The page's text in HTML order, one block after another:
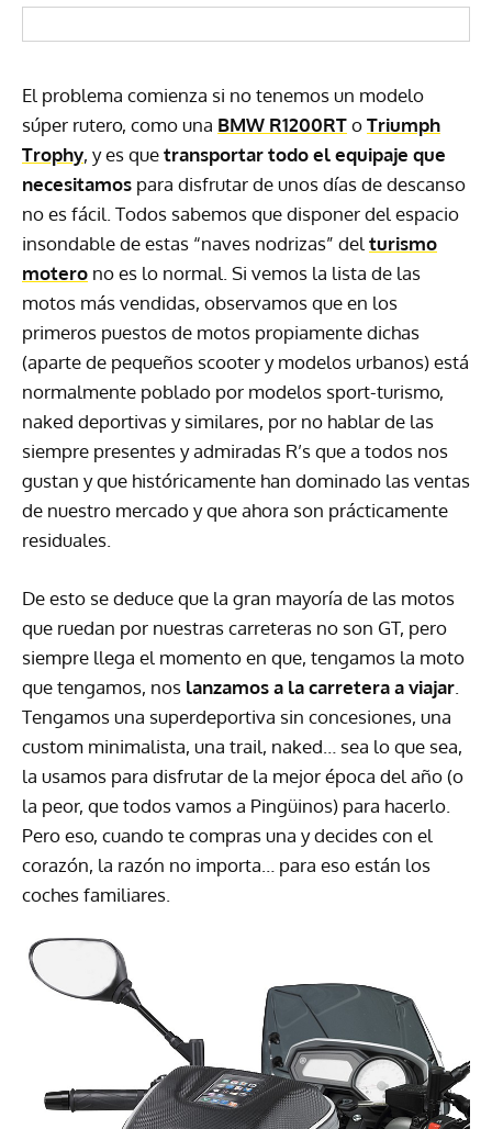
El problema comienza si no tenemos un modelo
súper rutero, como una BMW R1200RToTriumph
Trophy, y es quetransportar todo el equipaje que
necesitamos para disfrutar de unos días de descanso
no es fácil. Todos sabemos que disponer del espacio
insondable de estas “naves nodrizas” del turismo
motero no es lo normal. Si vemos la lista de las
motos más vendidas, observamos que en los
primeros puestos de motos propiamente dichas
(aparte de pequeños scooter y modelos urbanos) está
normalmente poblado por modelos sport-turismo,
naked deportivas y similares, por no hablar de las
siempre presentes y admiradas R’s que a todos nos
gustan y que históricamente han dominado las ventas
de nuestro mercado y que ahora son prácticamente
residuales.
De esto se deduce que la gran mayoría de las motos
que ruedan por nuestras carreteras no son GT, pero
siempre llega el momento en que, tengamos la moto
que tengamos, nos lanzamos a la carretera a viajar
Tengamos una superdeportiva sin concesiones, una
custom minimalista, una trail, naked… sea lo que sea,
la usamos para disfrutar de la mejor época del año (o
la peor, que todos vamos a Pingüinos) para hacerlo.
Pero eso, cuando te compras una y decides con el
corazón, la razón no importa… para eso están los
coches familiares.